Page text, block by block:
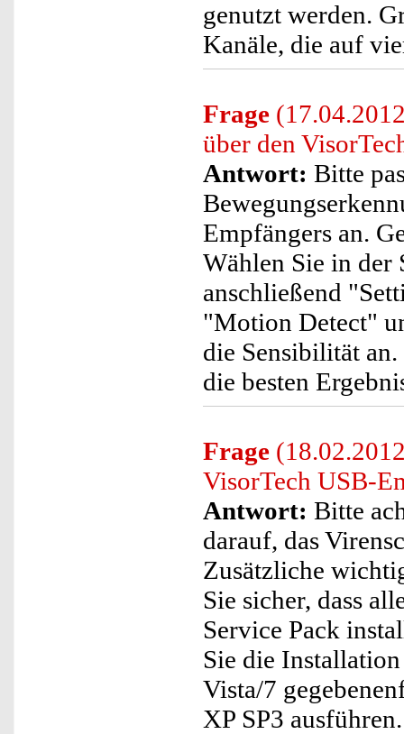
genutzt werden.
Kanäle, die auf
Frage
über den
Antwort: Bitte
Empfängers an.
Wählen Sie in der
anschließend
"Motion Detect"
die Sensibilität
die besten
Frage
VisorTech USB-
Antwort: Bitte
darauf, das
Zusätzliche
Sie sicher, dass
Service Pack
Sie die
Vista/7
XP SP3 ausführen.